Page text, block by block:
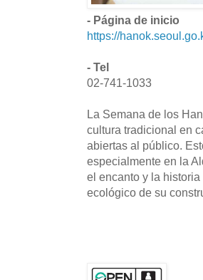
- Página de inicio
https://
- Tel
02-741-1033
La Semana de los
cultura tradicional en
abiertas al público.
especialmente en la
el encanto y la
ecológico de su